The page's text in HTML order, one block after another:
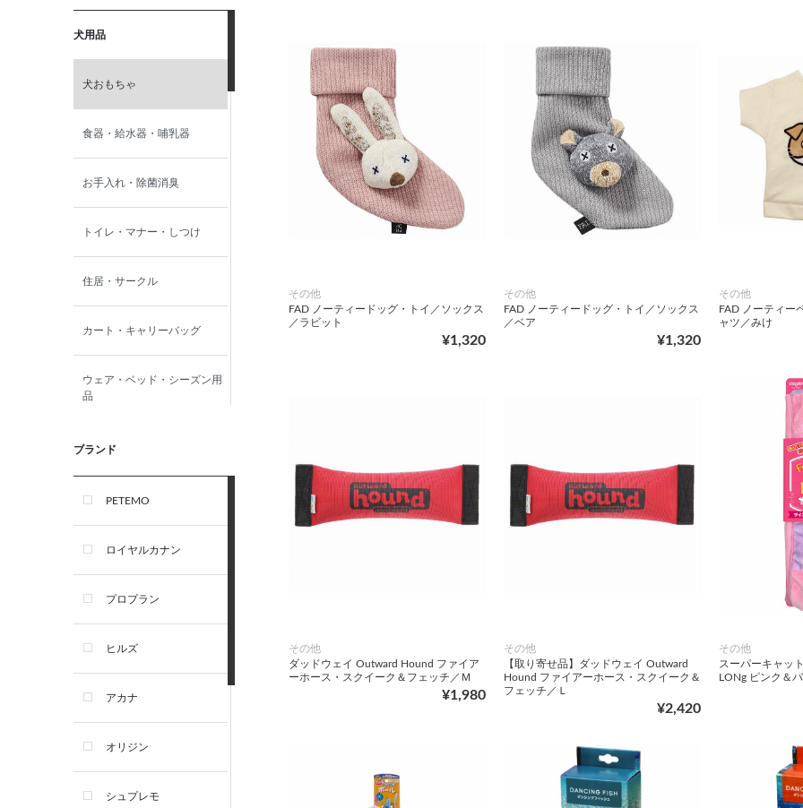
犬用品
犬おもちゃ
食器・給水器・哺乳器
お手入れ・除菌消臭
トイレ・マナー・しつけ
住居・サークル
カート・キャリーバッグ
ウェア・ベッド・シーズン用
品
首輪・ハーネス(胴輪)・リー
イ・ウェット）
犬ドライフード
犬ウェットフード
犬おやつ
ブランド
PETEMO
ロイヤルカナン
プロプラン
ヒルズ
アカナ
オリジン
シュプレモ
その他
FAD ノーティードッグ・トイ／ソックス
／ラビット
¥1,320
その他
FAD ノーティードッグ・トイ／ソックス
／ベア
¥1,320
その他
FAD ノーティー
ャツ／みけ
その他
ダッドウェイ Outward Hound ファイア
ーホース・スクイーク＆フェッチ／Ｍ
¥1,980
その他
【取り寄せ品】ダッドウェイ Outward
Hound ファイアーホース・スクイーク＆
フェッチ／Ｌ
¥2,420
その他
スーパーキャッ
LONg ピンク＆